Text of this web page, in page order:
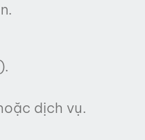
dịch vụ.